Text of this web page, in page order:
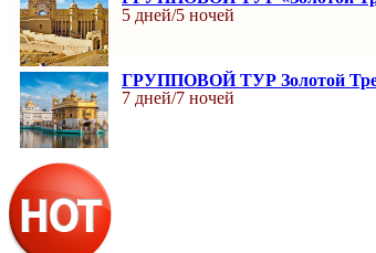
5 дней/5 ночей
ГРУППОВОЙ ТУР Золотой
7 дней/7 ночей